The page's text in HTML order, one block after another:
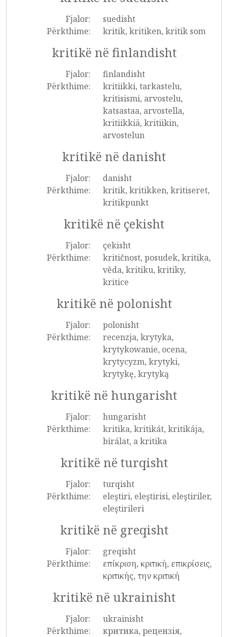
Fjalor:
suedisht
Përkthime:
kritik, kritiken, kritik som
kritikë në finlandisht
Fjalor:
finlandisht
Përkthime:
kritiikki, tarkastelu,
kritisismi, arvostelu,
katsastaa, arvostella,
kritiikkiä, kritiikin,
arvostelun
kritikë në danisht
Fjalor:
danisht
Përkthime:
kritik, kritikken, kritiseret,
kritikpunkt
kritikë në çekisht
Fjalor:
çekisht
Përkthime:
kritičnost, posudek, kritika,
věda, kritiku, kritiky,
kritice
kritikë në polonisht
Fjalor:
polonisht
Përkthime:
recenzja, krytyka,
krytykowanie, ocena,
krytycyzm, krytyki,
krytykę, krytyką
kritikë në hungarisht
Fjalor:
hungarisht
Përkthime:
kritika, kritikát, kritikája,
bírálat, a kritika
kritikë në turqisht
Fjalor:
turqisht
Përkthime:
eleştiri, eleştirisi, eleştiriler,
eleştirileri
kritikë në greqisht
Fjalor:
greqisht
Përkthime:
επίκριση, κριτική, επικρίσεις,
κριτικής, την κριτική
kritikë në ukrainisht
Fjalor:
ukrainisht
Përkthime:
критика, рецензія,